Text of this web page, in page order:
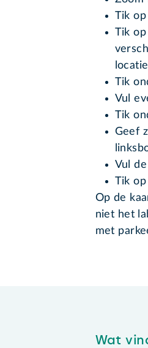
Tik
Tik op
Tik
Vul
Tik
Geef
Vul
Tik op
Op de
niet het
met
Wat